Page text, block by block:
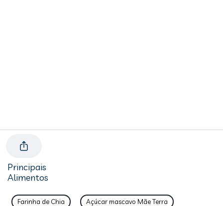
Principais
Alimentos
Farinha de Chia Açúcar mascavo Mãe Terra